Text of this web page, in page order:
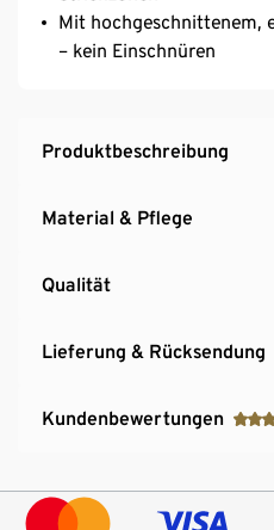
Mit hochgeschnittenem,
– kein Einschnüren
Produktbeschreibung
Material & Pflege
Qualität
Lieferung & Rücksendung
Kundenbewertungen